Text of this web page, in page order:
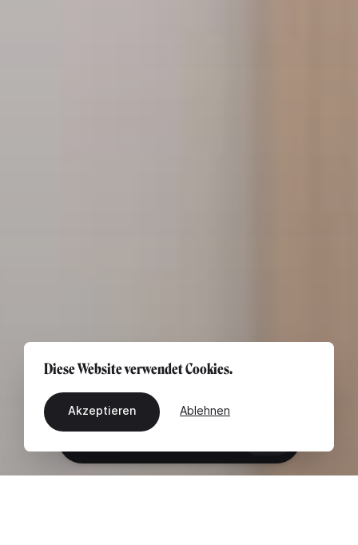
Diese Website verwendet Cookies.
Akzeptieren Ablehnen